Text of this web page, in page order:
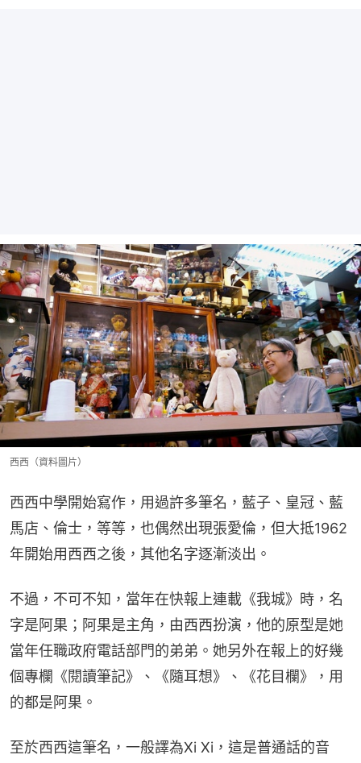
西西（資料圖片）
西西中學開始寫作，用過許多筆名，藍子、皇冠、藍
馬店、倫士，等等，也偶然出現張愛倫，但大抵1962
年開始用西西之後，其他名字逐漸淡出。
不過，不可不知，當年在快報上連載《我城》時，名
字是阿果；阿果是主角，由西西扮演，他的原型是她
當年任職政府電話部門的弟弟。她另外在報上的好幾
個專欄《閱讀筆記》、《隨耳想》、《花目欄》，用
的都是阿果。
至於西西這筆名，一般譯為Xi Xi，這是普通話的音